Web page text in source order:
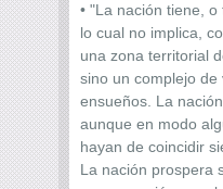
• "La nación tiene,
lo cual no implica,
una zona territorial
sino un complejo
ensueños. La
aunque en modo
hayan de coincidir
La nación prospera